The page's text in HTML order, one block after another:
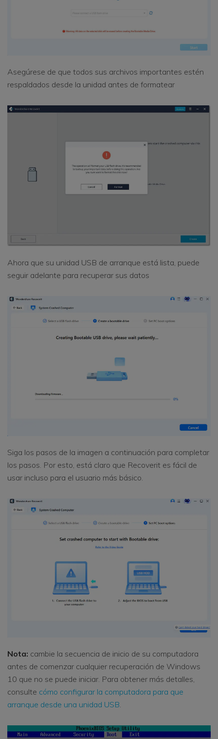
Asegúrese de que todos sus archivos importantes estén
respaldados desde la unidad antes de formatear
Ahora que su unidad USB de arranque está lista, puede
seguir adelante para recuperar sus datos
Siga los pasos de la imagen a continuación para completar
los pasos. Por esto, está claro que Recoverit es fácil de
usar incluso para el usuario más básico.
Nota: cambie la secuencia de inicio de su computadora
antes de comenzar cualquier recuperación de Windows
10 que no se puede iniciar. Para obtener más detalles,
consulte cómo configurar la computadora para que
arranque desde una unidad USB